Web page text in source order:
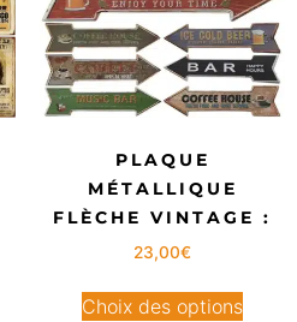
PLAQUE
MÉTALLIQUE
FLÈCHE VINTAGE :
23,00€
Choix des options